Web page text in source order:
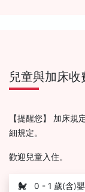
兒童與加床收
【提醒您】 加床規
細規定。
歡迎兒童入住。
0 - 1 歲(含)